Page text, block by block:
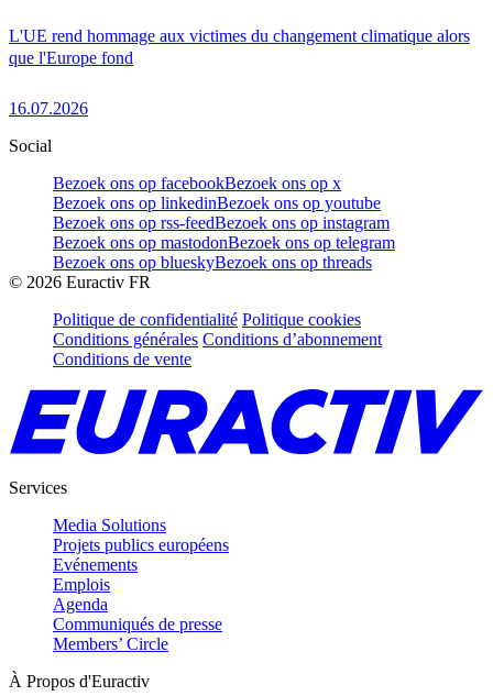
L'UE rend hommage aux victimes du changement climatique alors
que l'Europe fond
16.07.2026
Social
Bezoek ons op facebookBezoek ons op x
Bezoek ons op linkedinBezoek ons op youtube
Bezoek ons op rss-feedBezoek ons op instagram
Bezoek ons op mastodonBezoek ons op telegram
Bezoek ons op blueskyBezoek ons op threads
© 2026 Euractiv FR
Politique de confidentialité Politique cookies
Conditions générales Conditions d’abonnement
Conditions de vente
Services
Media Solutions
Projets publics européens
Evénements
Emplois
Agenda
Communiqués de presse
Members’ Circle
À Propos d'Euractiv